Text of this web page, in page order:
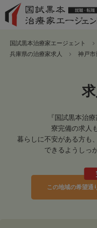
国試黒本治療家エージェント
兵庫県の治療家求人
神戸市
『国試黒本治
寮完備の求人
暮らしに不安がある方も
できるようしっ
この地域の希望通